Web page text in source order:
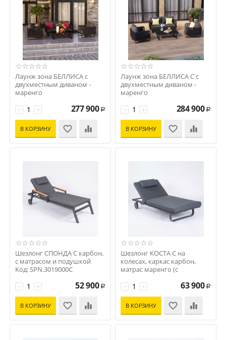
Лаунж зона БЕЛЛИСА с
двухместным диваном -
маренго
+
− 277 900 Р
В КОРЗИНУ
Лаунж зона БЕЛЛИСА С с
двухместным диваном -
маренго
+
− 284 900 Р
В КОРЗИНУ
Шезлонг СПОНДА С карбон,
с матрасом и подушкой
Код: SPN.3019000C
+
− 52 900 Р
В КОРЗИНУ
Шезлонг КОСТА С на
колесах, каркас карбон,
матрас маренго (с
Код: CST.3017001
+
− 63 900 Р
В КОРЗИНУ